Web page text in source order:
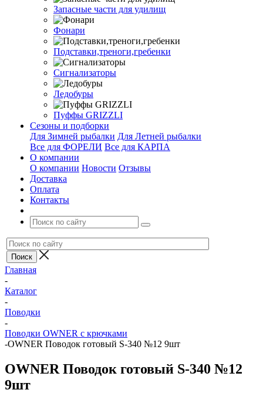
Запасные части для удилищ
Фонари
Подставки,треноги,гребенки
Сигнализаторы
Ледобуры
Пуффы GRIZZLI
Сезоны и подборки
Для Зимней рыбалки Для Летней рыбалки
Все для ФОРЕЛИ Все для КАРПА
О компании
О компании Новости Отзывы
Доставка
Оплата
Контакты
Главная
-
Каталог
-
Поводки
-
Поводки OWNER с крючками
-OWNER Поводок готовый S-340 №12 9шт
OWNER Поводок готовый S-340 №12
9шт